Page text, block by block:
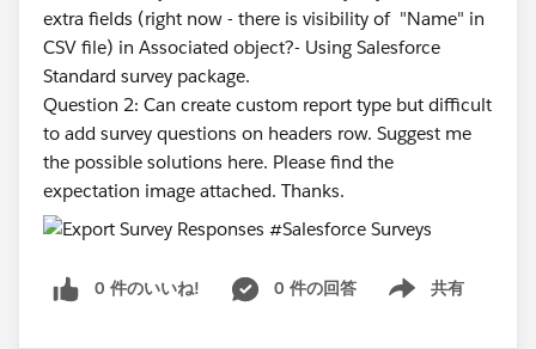
extra fields (right now - there is visibility of "Name" in
CSV file) in Associated object?- Using Salesforce
Standard survey package.
Question 2: Can create custom report type but difficult
to add survey questions on headers row. Suggest me
the possible solutions here. Please find the
expectation image attached. Thanks.
0 件のいいね! 0 件の回答 共有
Show menu